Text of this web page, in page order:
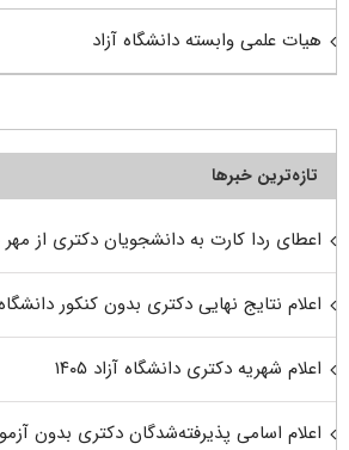
هیات علمی وابسته دانشگاه آزاد
تازه‌ترین خبرها
اعطای ردا کارت به دانشجویان دکتری از مهر ۱۴۰۵
اعلام نتایج نهایی دکتری بدون کنکور دانشگاه
اعلام شهریه دکتری دانشگاه آزاد ۱۴۰۵
اعلام اسامی پذیرفته‌شدگان دکتری بدون